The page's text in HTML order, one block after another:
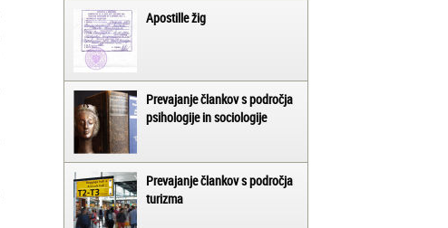
Apostille žig
Prevajanje člankov s področja
psihologije in sociologije
Prevajanje člankov s področja
turizma